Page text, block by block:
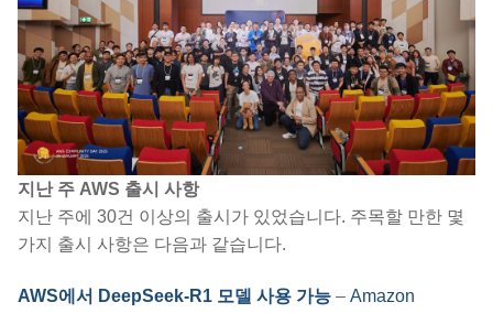
지난 주 AWS 출시 사항
지난 주에 30건 이상의 출시가 있었습니다. 주목할 만한 몇
가지 출시 사항은 다음과 같습니다.
AWS에서 DeepSeek-R1 모델 사용 가능 – Amazon